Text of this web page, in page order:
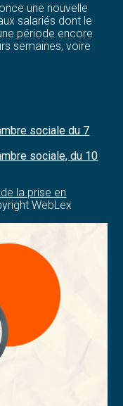
une nouvelle
salariés dont le
période encore
semaines, voire
sociale du 7
sociale, du 10
la prise en
WebLex